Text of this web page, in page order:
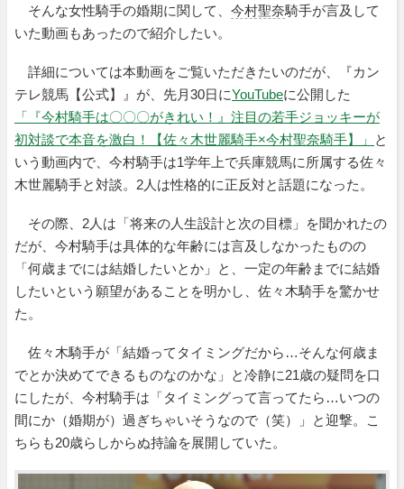
そんな女性騎手の婚期に関して、 今村聖奈騎手が言及して
いた動画もあったので紹介したい。
詳細については本動画をご覧いただきたいのだが、『カン
テレ競馬【公式】』が、先月30日にYouTubeに公開した
「『今村騎手は〇〇〇がきれい！』注目の若手ジョッキーが
初対談で本音を激白！【佐々木世麗騎手×今村聖奈騎手】」
と
いう動画内で、今村騎手は1学年上で兵庫競馬に所属する佐々
木世麗騎手と対談。2人は性格的に正反対と話題になった。
その際、2人は「将来の人生設計と次の目標」を聞かれたの
だが、今村騎手は具体的な年齢には言及しなかったものの
「何歳までには結婚したいとか」と、一定の年齢までに結婚
したいという願望があることを明かし、佐々木騎手を驚かせ
た。
佐々木騎手が「結婚ってタイミングだから…そんな何歳ま
でとか決めてできるものなのかな」と冷静に21歳の疑問を口
にしたが、今村騎手は「タイミングって言ってたら…いつの
間にか（婚期が）過ぎちゃいそうなので（笑）」と迎撃。こ
ちらも20歳らしからぬ持論を展開していた。